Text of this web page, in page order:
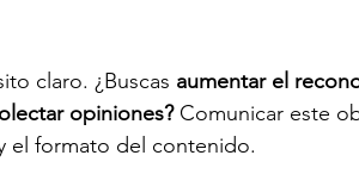
claro. ¿Buscas aumentar el
opiniones? Comunicar este
el formato del contenido.